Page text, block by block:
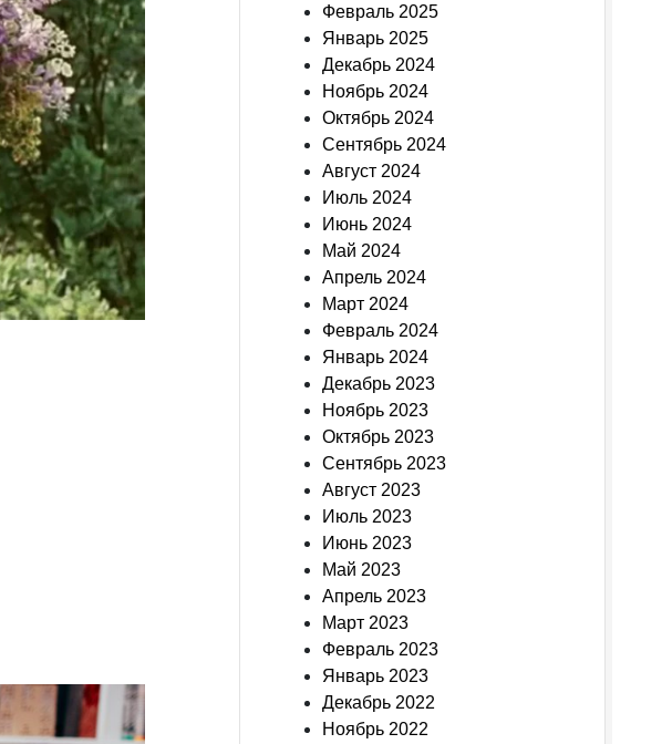
Февраль 2025
Январь 2025
Декабрь 2024
Ноябрь 2024
Октябрь 2024
Сентябрь 2024
Август 2024
Июль 2024
Июнь 2024
Май 2024
Апрель 2024
Март 2024
Февраль 2024
Январь 2024
Декабрь 2023
Ноябрь 2023
Октябрь 2023
Сентябрь 2023
Август 2023
Июль 2023
Июнь 2023
Май 2023
Апрель 2023
Март 2023
Февраль 2023
Январь 2023
Декабрь 2022
Ноябрь 2022